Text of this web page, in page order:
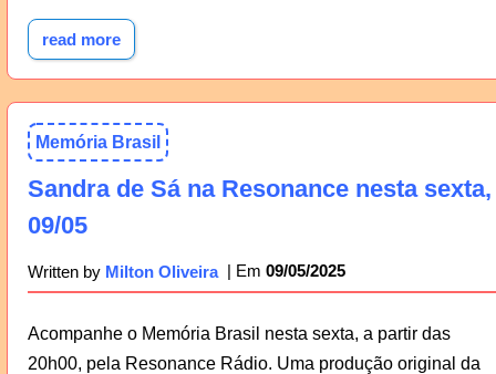
read more
Memória Brasil
Sandra de Sá na Resonance nesta sexta,
09/05
Written by Milton Oliveira 09/05/2025
Acompanhe o Memória Brasil nesta sexta, a partir das
20h00, pela Resonance Rádio. Uma produção original da